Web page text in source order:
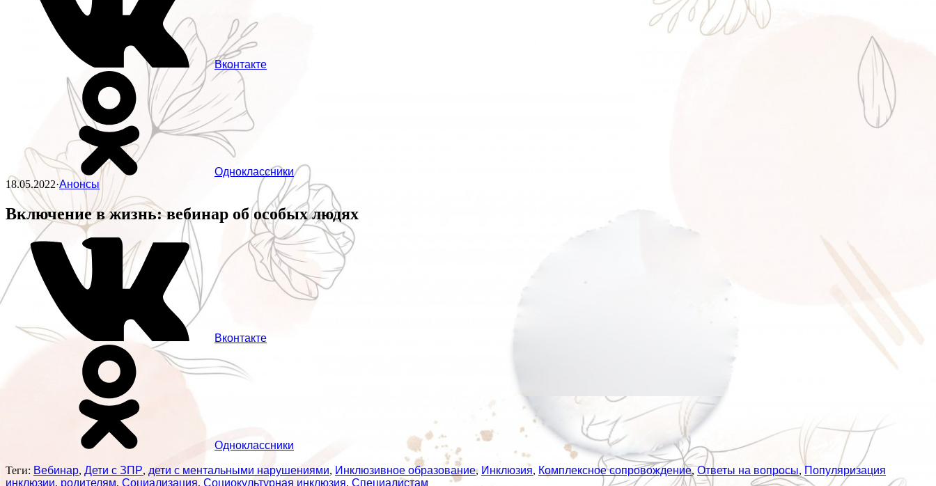
Вконтакте
Одноклассники
18.05.2022·Анонсы
Включение в жизнь: вебинар об особых людях
Вконтакте
Одноклассники
Теги: Вебинар, Дети с ЗПР, дети с ментальными нарушениями, Инклюзивное образование, Инклюзия, Комплексное сопровождение,Ответы на вопросы, Популяризация
инклюзии, родителям, Социализация, Социокультурная инклюзия, Специалистам